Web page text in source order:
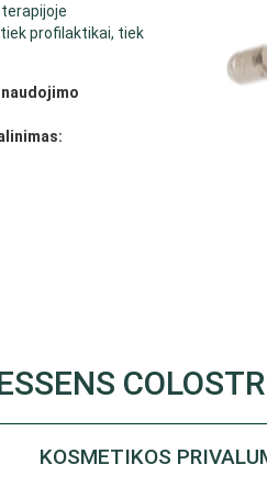
profilaktikai, tiek
KOSMETIKOS